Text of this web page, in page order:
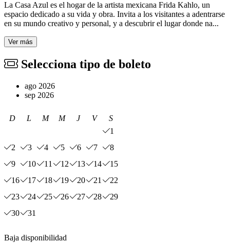
La Casa Azul es el hogar de la artista mexicana Frida Kahlo, un
espacio dedicado a su vida y obra. Invita a los visitantes a adentrarse
en su mundo creativo y personal, y a descubrir el lugar donde na...
Ver más
Selecciona tipo de boleto
ago 2026
sep 2026
D L M M J V
S
1
2
3 4 5 6 7
8
9
10 11 12 13 14
15
16
17 18 19 20 21
22
23
24 25 26 27 28
29
30
31
Baja disponibilidad